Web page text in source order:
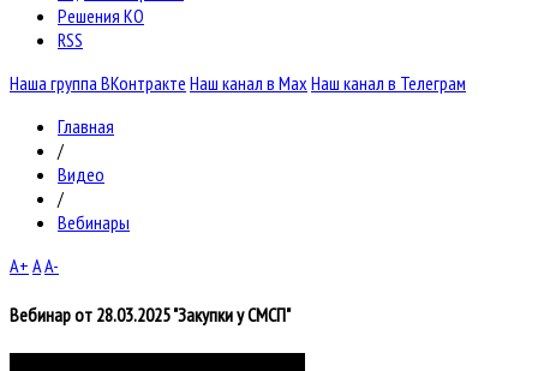
Решения КО
RSS
Наша группа ВКонтракте Наш канал в Max Наш канал в Телеграм
Главная
/
Видео
/
Вебинары
A+ AA-
Вебинар от 28.03.2025 "Закупки у СМСП"